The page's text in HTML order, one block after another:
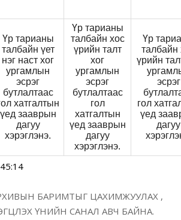
Үр тарианы
талбайн үет
нэг наст хог
ургамлын
эсрэг
бутлалтаас
хатгалтын
үед зааврын
дагуу
хэрэглэнэ.
Үр тарианы
талбайн хос
үрийн талт
хог
ургамлын
эсрэг
бутлалтаас
гол
хатгалтын
үед зааврын
дагуу
хэрэглэнэ.
Үр
талбайн
үрийн
эсрэг
гол
үед
дагуу
БАРИМТЫГ ЦАХИМЖУУЛАХ ,
ҮНИЙН САНАЛ АВЧ БАЙНА.